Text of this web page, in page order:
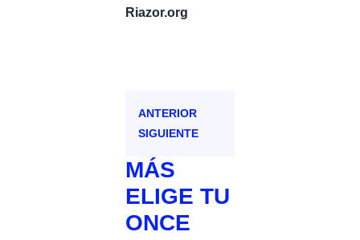
Riazor.org
ANTERIOR
SIGUIENTE
MÁS
ELIGE TU
ONCE